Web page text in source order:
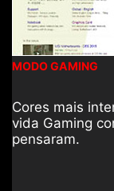
MODO GAMING
Cores mais
vida Gaming
pensaram.